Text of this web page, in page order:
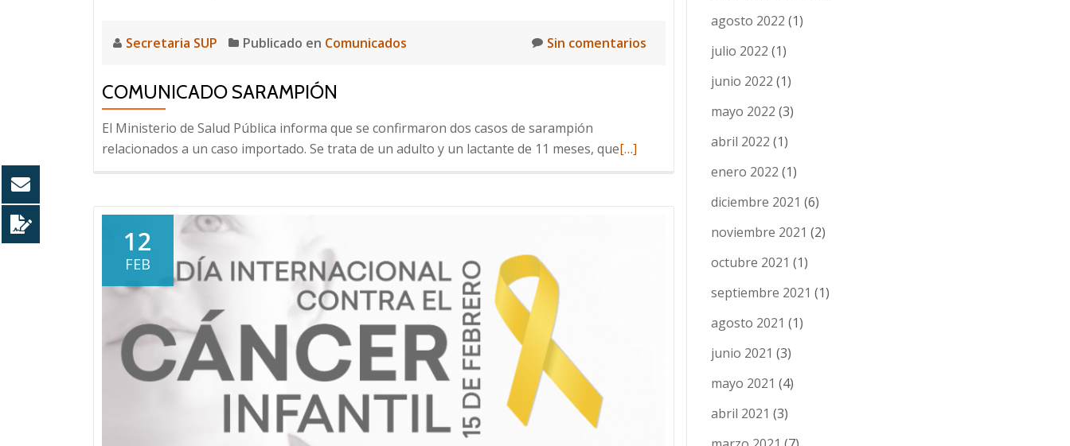
Secretaria SUP Publicado en Comunicados Sin comentarios
COMUNICADO SARAMPIÓN
El Ministerio de Salud Pública informa que se confirmaron dos casos de sarampión
relacionados a un caso importado. Se trata de un adulto y un lactante de 11 meses, queLeer
[…]
12
FEB
agosto 2022 (1)
julio 2022 (1)
junio 2022 (1)
mayo 2022 (3)
abril 2022 (1)
enero 2022 (1)
diciembre 2021 (6)
noviembre 2021 (2)
octubre 2021 (1)
septiembre 2021 (1)
agosto 2021 (1)
junio 2021 (3)
mayo 2021 (4)
abril 2021 (3)